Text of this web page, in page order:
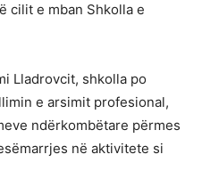
cilit e mban Shkolla e
Lladrovcit, shkolla po
e arsimit profesional,
ndërkombëtare përmes
në aktivitete si